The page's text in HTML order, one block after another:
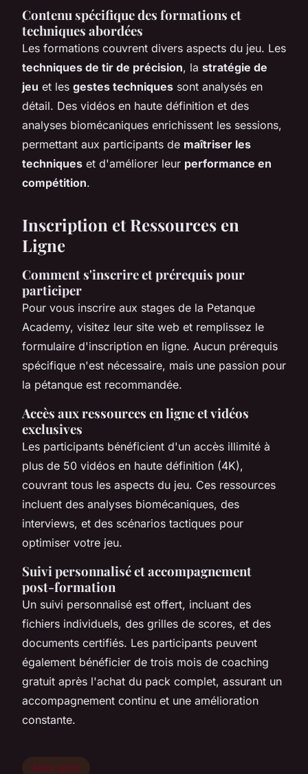
Contenu spécifique des formations et
techniques abordées
Les formations couvrent divers aspects du jeu. Les
techniques de tir de précision, la stratégie de
jeu et les gestes techniques sont analysés en
détail. Des vidéos en haute définition et des
analyses biomécaniques enrichissent les sessions,
permettant aux participants de maîtriser les
techniques et d'améliorer leur performance en
compétition.
Inscription et Ressources en
Ligne
Comment s'inscrire et prérequis pour
participer
Pour vous inscrire aux stages de la Petanque
Academy, visitez leur site web et remplissez le
formulaire d'inscription en ligne. Aucun prérequis
spécifique n'est nécessaire, mais une passion pour
la pétanque est recommandée.
Accès aux ressources en ligne et vidéos
exclusives
Les participants bénéficient d'un accès illimité à
plus de 50 vidéos en haute définition (4K),
couvrant tous les aspects du jeu. Ces ressources
incluent des analyses biomécaniques, des
interviews, et des scénarios tactiques pour
optimiser votre jeu.
Suivi personnalisé et accompagnement
post-formation
Un suivi personnalisé est offert, incluant des
fichiers individuels, des grilles de scores, et des
documents certifiés. Les participants peuvent
également bénéficier de trois mois de coaching
gratuit après l'achat du pack complet, assurant un
accompagnement continu et une amélioration
constante.
Autre sport